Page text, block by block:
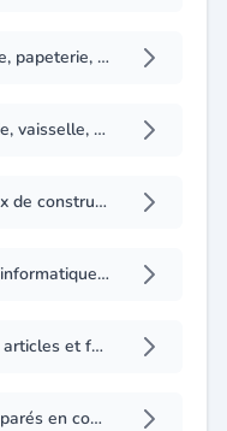
Commerce de gros de la librairie, papeterie, de fournitures et articles pour les activités des beaux-arts
Commerce de gros de la verrerie, vaisselle, articles de ménage et ustensiles de cuisine
Commerce de gros de matériaux de construction, céramique sanitaire verre plat
Commerce de gros de matériel informatique et de machines de bureau, leurs accessoires et fournitures
Commerce de gros de matériel, articles et fournitures pour l'enseignement et les collectivités
Commerce de gros de plats préparés en conserve, surgelés ou congelés